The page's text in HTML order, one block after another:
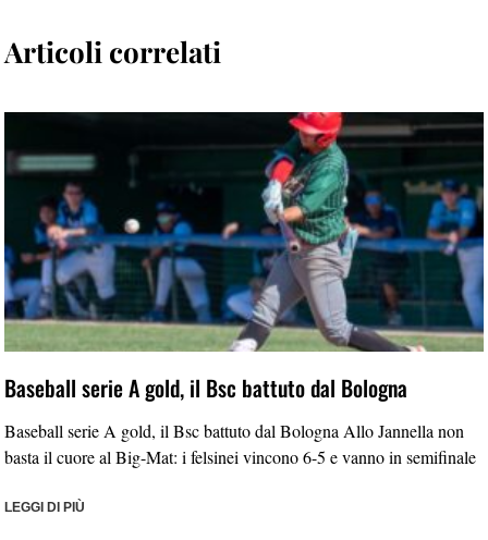
Articoli correlati
Baseball serie A gold, il Bsc battuto dal Bologna
Baseball serie A gold, il Bsc battuto dal Bologna Allo Jannella non
basta il cuore al Big-Mat: i felsinei vincono 6-5 e vanno in semifinale
LEGGI DI PIÙ